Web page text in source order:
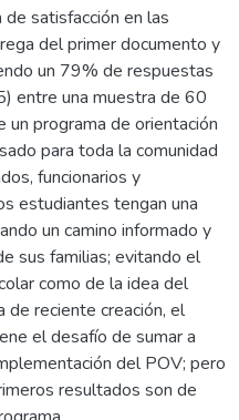
de satisfacción en las
del primer documento y
un 79% de respuestas
entre una muestra de 60
un programa de orientación
para toda la comunidad
funcionarios y
estudiantes tengan una
un camino informado y
sus familias; evitando el
como de la idea del
de reciente creación, el
el desafío de sumar a
del POV; pero
resultados son de